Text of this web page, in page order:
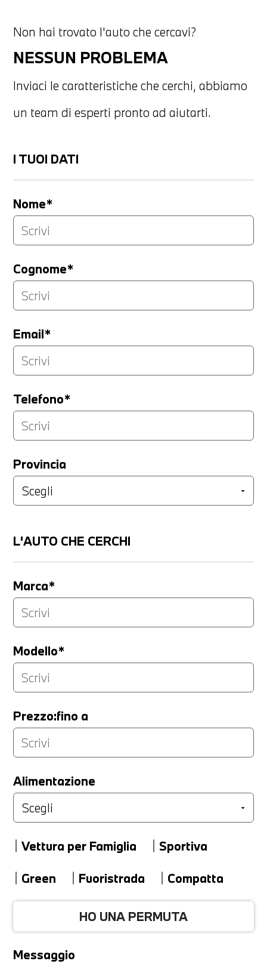
Non hai trovato l'auto che cercavi?
NESSUN PROBLEMA
Inviaci le caratteristiche che cerchi, abbiamo
un team di esperti pronto ad aiutarti.
I TUOI DATI
Nome*
Cognome*
Email*
Telefono*
Provincia
L'AUTO CHE CERCHI
Marca*
Modello*
Prezzo:fino a
Alimentazione
Vettura per Famiglia
Sportiva
Green
Fuoristrada Compatta
HO UNA PERMUTA
LA TUA PERMUTA
Marca
Modello
Versione
Messaggio